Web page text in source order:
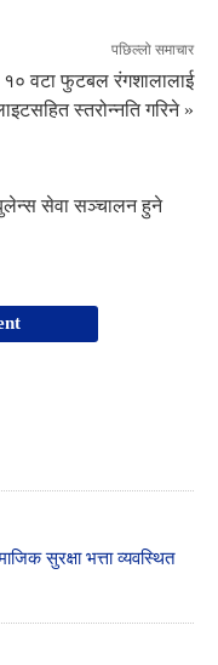
पछिल्लो समाचार
वटा फुटबल रंगशालालाई
स्तरोन्नति गरिने »
सेवा सञ्चालन हुने
सुरक्षा भत्ता व्यवस्थित